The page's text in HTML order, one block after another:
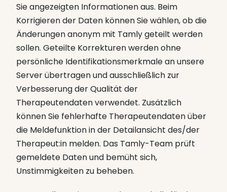
Sie angezeigten Informationen aus. Beim
Korrigieren der Daten können Sie wählen, ob die
Änderungen anonym mit Tamly geteilt werden
sollen. Geteilte Korrekturen werden ohne
persönliche Identifikationsmerkmale an unsere
Server übertragen und ausschließlich zur
Verbesserung der Qualität der
Therapeutendaten verwendet. Zusätzlich
können Sie fehlerhafte Therapeutendaten über
die Meldefunktion in der Detailansicht des/der
Therapeut:in melden. Das Tamly-Team prüft
gemeldete Daten und bemüht sich,
Unstimmigkeiten zu beheben.